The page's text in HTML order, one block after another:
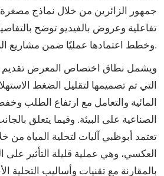
جمهور الزائرين من خلال نماذج
تفاعلية وعروض بالفيديو توضح
وخطط اعتمادها عمليًا ضمن مشاريع البنية التحتية.
ويشمل نطاق اختصاص المعرض تقديم
التي تم تصميمها لتقليل الضغط
المائية والتعامل مع ارتفاع الطلب
الصناعية على البيئة. وفيما يتعلق
تعتمد أبوظبي آليات لتحلية المياه من
العكسي، وهي عملية قليلة التأثير على
بالمقارنة مع تقنيات وأساليب التحلية